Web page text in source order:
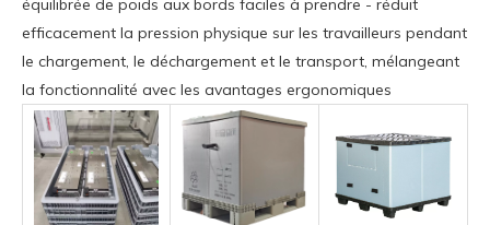
équilibrée de poids aux bords faciles à prendre - réduit
efficacement la pression physique sur les travailleurs pendant
le chargement, le déchargement et le transport, mélangeant
la fonctionnalité avec les avantages ergonomiques